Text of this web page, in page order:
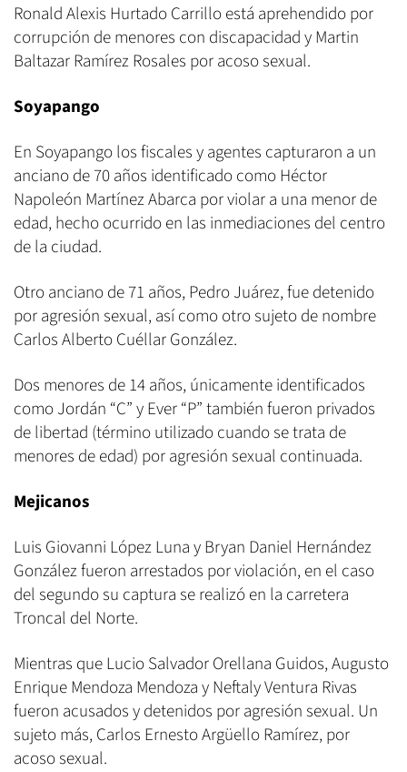
Ronald Alexis Hurtado Carrillo está aprehendido por
corrupción de menores con discapacidad y Martin
Baltazar Ramírez Rosales por acoso sexual.
Soyapango
En Soyapango los fiscales y agentes capturaron a un
anciano de 70 años identificado como Héctor
Napoleón Martínez Abarca por violar a una menor de
edad, hecho ocurrido en las inmediaciones del centro
de la ciudad.
Otro anciano de 71 años, Pedro Juárez, fue detenido
por agresión sexual, así como otro sujeto de nombre
Carlos Alberto Cuéllar González.
Dos menores de 14 años, únicamente identificados
como Jordán “C” y Ever “P” también fueron privados
de libertad (término utilizado cuando se trata de
menores de edad) por agresión sexual continuada.
Mejicanos
Luis Giovanni López Luna y Bryan Daniel Hernández
González fueron arrestados por violación, en el caso
del segundo su captura se realizó en la carretera
Troncal del Norte.
Mientras que Lucio Salvador Orellana Guidos, Augusto
Enrique Mendoza Mendoza y Neftaly Ventura Rivas
fueron acusados y detenidos por agresión sexual. Un
sujeto más, Carlos Ernesto Argüello Ramírez, por
acoso sexual.